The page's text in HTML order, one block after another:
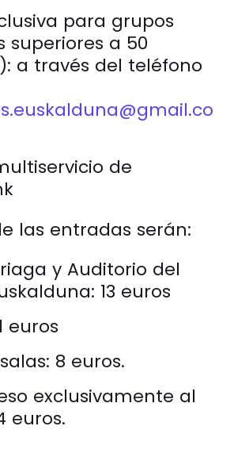
para grupos
superiores a 50
a través del teléfono
de
las entradas serán:
y Auditorio del
13 euros
euros
8 euros.
exclusivamente al
euros.